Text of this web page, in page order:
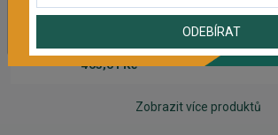
Prehadzovačka SHIMANO TOURNEY
465,61 Kč
Zobrazit více produktů
ODEBÍRAT